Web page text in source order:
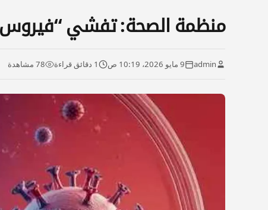
منظمة الصحة: تفشي “فيروس
admin 9 مايو 2026، 10:19 ص 1 دقائق قراءة 78 مشاهدة